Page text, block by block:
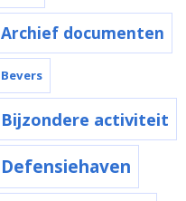
Archief documenten
Bevers
Bijzondere activiteit
Defensiehaven